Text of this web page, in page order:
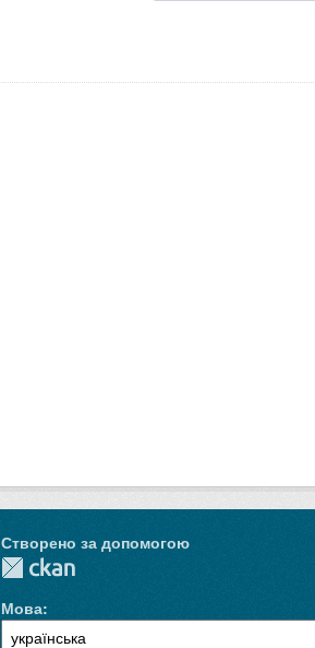
Створено за допомогою
Мова